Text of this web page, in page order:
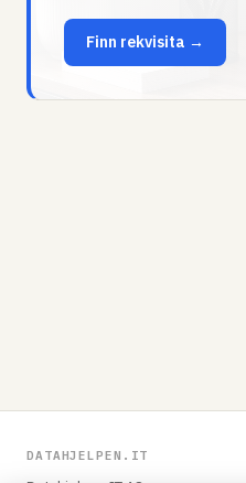
Finn rekvisita →
DATAHJELPEN.IT